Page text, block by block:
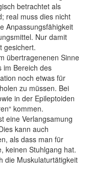
betrachtet als
real muss dies nicht
Anpassungsfähigkeit
Nur damit
gesichert.
übertragenenen Sinne
im Bereich des
noch etwas für
zu müssen. Bei
in der Epileptoiden
kommen.
eine Verlangsamung
kann auch
als dass man für
keinen Stuhlgang hat.
die Muskulaturtätigkeit